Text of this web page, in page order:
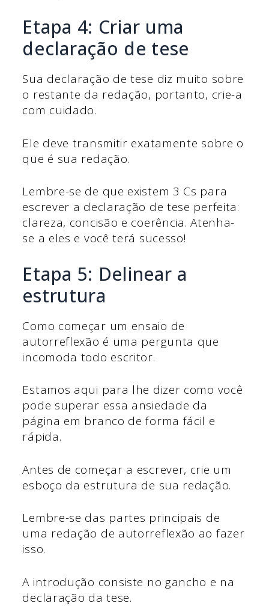
Etapa 4: Criar uma
declaração de tese
Sua declaração de tese diz muito sobre
o restante da redação, portanto, crie-a
com cuidado.
Ele deve transmitir exatamente sobre o
que é sua redação.
Lembre-se de que existem 3 Cs para
escrever a declaração de tese perfeita:
clareza, concisão e coerência. Atenha-
se a eles e você terá sucesso!
Etapa 5: Delinear a
estrutura
Como começar um ensaio de
autorreflexão é uma pergunta que
incomoda todo escritor.
Estamos aqui para lhe dizer como você
pode superar essa ansiedade da
página em branco de forma fácil e
rápida.
Antes de começar a escrever, crie um
esboço da estrutura de sua redação.
Lembre-se das partes principais de
uma redação de autorreflexão ao fazer
isso.
A introdução consiste no gancho e na
declaração da tese.